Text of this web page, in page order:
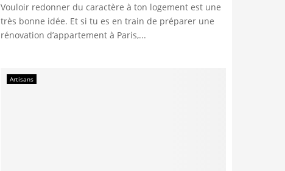
Vouloir redonner du caractère à ton logement est une
très bonne idée. Et si tu es en train de préparer une
rénovation d’appartement à Paris,...
Artisans